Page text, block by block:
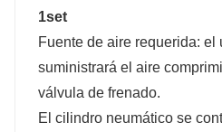
1set
Fuente de aire requerida: el
suministrará el aire
válvula de frenado.
El cilindro neumático se